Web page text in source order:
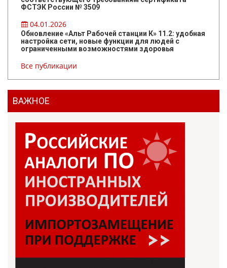
ФСТЭК России № 3509
04.01.2026
Обновление «Альт Рабочей станции К» 11.2: удобная
настройка сети, новые функции для людей с
ограниченными возможностями здоровья
Все публикации
ВАЖНОЕ